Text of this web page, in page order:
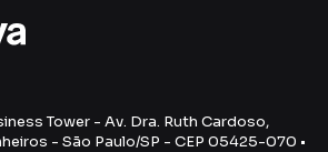
Tower - Av. Dra. Ruth Cardoso,
- São Paulo/SP - CEP 05425-070 •